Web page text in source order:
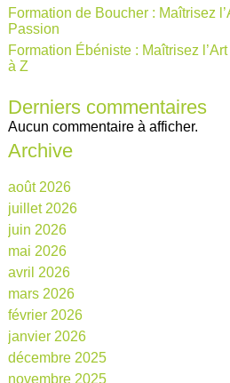
Formation de Boucher : Maîtrisez
Passion
Formation Ébéniste : Maîtrisez
à Z
Derniers commentaires
Aucun commentaire à afficher.
Archive
août 2026
juillet 2026
juin 2026
mai 2026
avril 2026
mars 2026
février 2026
janvier 2026
décembre 2025
novembre 2025